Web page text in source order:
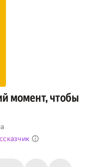
момент, чтобы